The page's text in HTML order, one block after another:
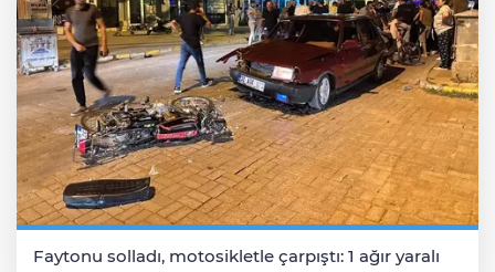
Faytonu solladı, motosikletle çarpıştı: 1 ağır yaralı